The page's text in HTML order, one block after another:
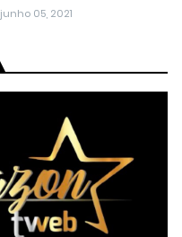
junho 05, 2021